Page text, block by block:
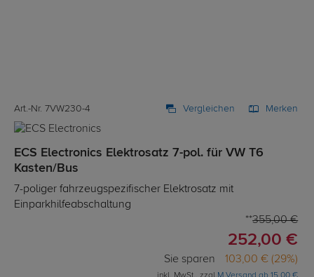
Art.-Nr. 7VW230-4 Vergleichen Merken
ECS Electronics Elektrosatz 7-pol. für VW T6
Kasten/Bus
7-poliger fahrzeugspezifischer Elektrosatz mit
Einparkhilfeabschaltung
355,00 €
252,00 €
Sie sparen 103,00 € (29%)